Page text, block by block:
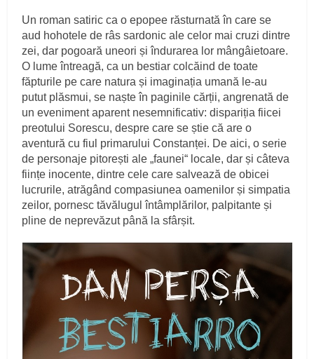
Un roman satiric ca o epopee răsturnată în care se
aud hohotele de râs sardonic ale celor mai cruzi dintre
zei, dar pogoară uneori și îndurarea lor mângâietoare.
O lume întreagă, ca un bestiar colcăind de toate
făpturile pe care natura și imaginația umană le-au
putut plăsmui, se naște în paginile cărții, angrenată de
un eveniment aparent nesemnificativ: dispariția fiicei
preotului Sorescu, despre care se știe că are o
aventură cu fiul primarului Constanței. De aici, o serie
de personaje pitorești ale „faunei“ locale, dar și câteva
ființe inocente, dintre cele care salvează de obicei
lucrurile, atrăgând compasiunea oamenilor și simpatia
zeilor, pornesc tăvălugul întâmplărilor, palpitante și
pline de neprevăzut până la sfârșit.